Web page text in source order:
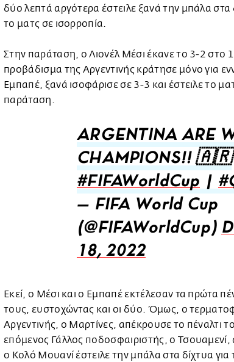
δύο λεπτά αργότερα έστειλε ξανά την μπάλα στα
το ματς σε ισορροπία.
Στην παράταση, ο Λιονέλ Μέσι έκανε το 3-2 στο
προβάδισμα της Αργεντινής κράτησε μόνο για
Εμπαπέ, ξανά ισοφάρισε σε 3-3 και έστειλε το
παράταση.
ARGENTINA ARE
CHAMPIONS!! 🇦🇷
#FIFAWorldCup |
— FIFA World Cup
(@FIFAWorldCup)
18, 2022
Εκεί, ο Μέσι και ο Εμπαπέ εκτέλεσαν τα πρώτα
τους, ευστοχώντας και οι δύο. Όμως, ο
Αργεντινής, ο Μαρτίνες, απέκρουσε το πέναλτι
επόμενος Γάλλος ποδοσφαιριστής, ο
ο Κολό Μουανί έστειλε την μπάλα στα δίχτυα για